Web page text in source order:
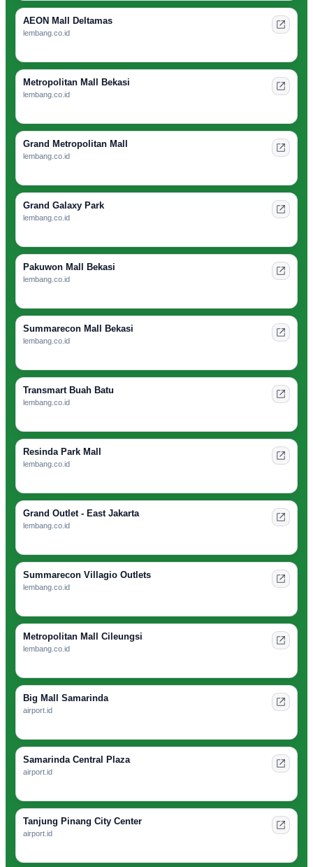
AEON Mall Deltamas
lembang.co.id
Metropolitan Mall Bekasi
lembang.co.id
Grand Metropolitan Mall
lembang.co.id
Grand Galaxy Park
lembang.co.id
Pakuwon Mall Bekasi
lembang.co.id
Summarecon Mall Bekasi
lembang.co.id
Transmart Buah Batu
lembang.co.id
Resinda Park Mall
lembang.co.id
Grand Outlet - East Jakarta
lembang.co.id
Summarecon Villagio Outlets
lembang.co.id
Metropolitan Mall Cileungsi
lembang.co.id
Big Mall Samarinda
airport.id
Samarinda Central Plaza
airport.id
Tanjung Pinang City Center
airport.id